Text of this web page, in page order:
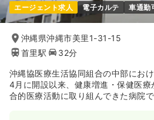
エージェント求人 電子カルテ 車通勤
沖縄県沖縄市美里1-31-15
首里駅
32分
沖縄協医療生活協同組合の中部にお
4月に開設以来、健康増進・保健医
合的医療活動に取り組んできた病院